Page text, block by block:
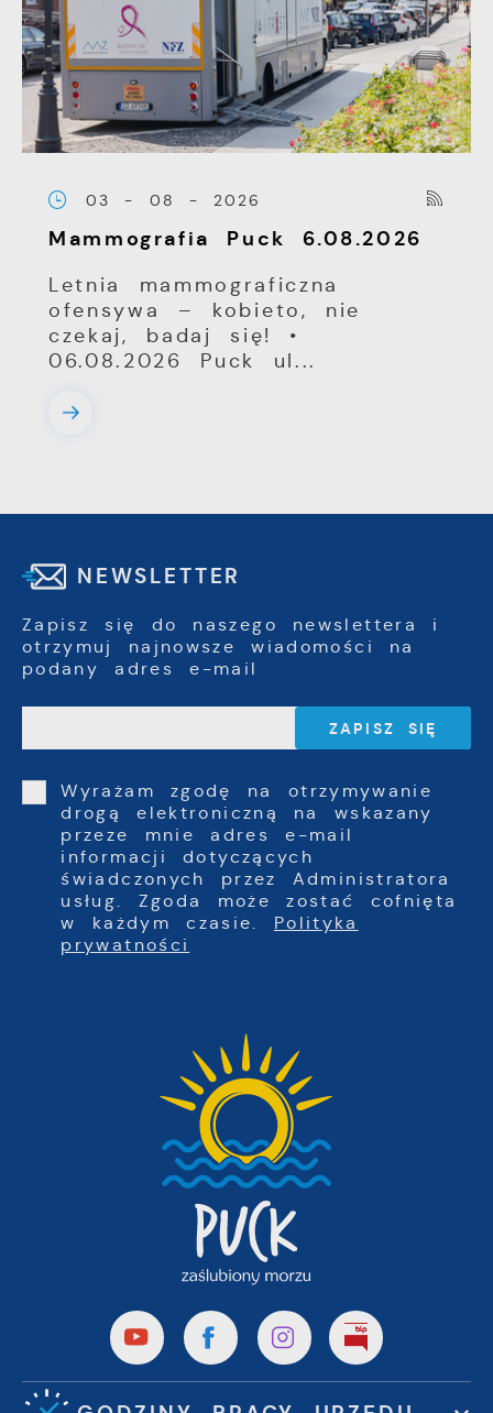
03 - 08 - 2026
Mammografia Puck 6.08.2026
Letnia mammograficzna
ofensywa – kobieto, nie
czekaj, badaj się! •
06.08.2026 Puck ul...
NEWSLETTER
Zapisz się do naszego newslettera i
otrzymuj najnowsze wiadomości na
podany adres e-mail
Wyrażam zgodę na otrzymywanie
drogą elektroniczną na wskazany
przeze mnie adres e-mail
informacji dotyczących
świadczonych przez Administratora
usług. Zgoda może zostać cofnięta
w każdym czasie. Polityka
prywatności